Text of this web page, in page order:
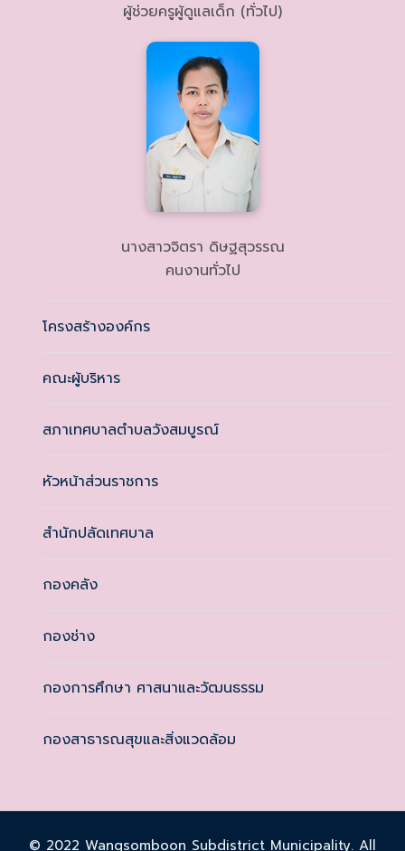
ผู้ช่วยครูผู้ดูแลเด็ก (ทั่วไป)
นางสาวจิตรา ดิษฐสุวรรณ
คนงานทั่วไป
โครงสร้างองค์กร
คณะผู้บริหาร
สภาเทศบาลตำบลวังสมบูรณ์
หัวหน้าส่วนราชการ
สำนักปลัดเทศบาล
กองคลัง
กองช่าง
กองการศึกษา ศาสนาและวัฒนธรรม
กองสาธารณสุขและสิ่งแวดล้อม
© 2022 Wangsomboon Subdistrict Municipality. All